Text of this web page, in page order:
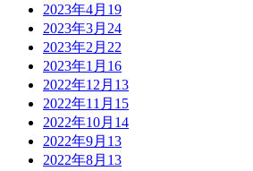
2023年4月 19
2023年3月 24
2023年2月 22
2023年1月 16
2022年12月 13
2022年11月 15
2022年10月 14
2022年9月 13
2022年8月 13